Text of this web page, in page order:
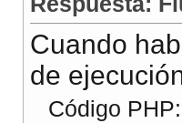
Cuando
de
Código PHP: